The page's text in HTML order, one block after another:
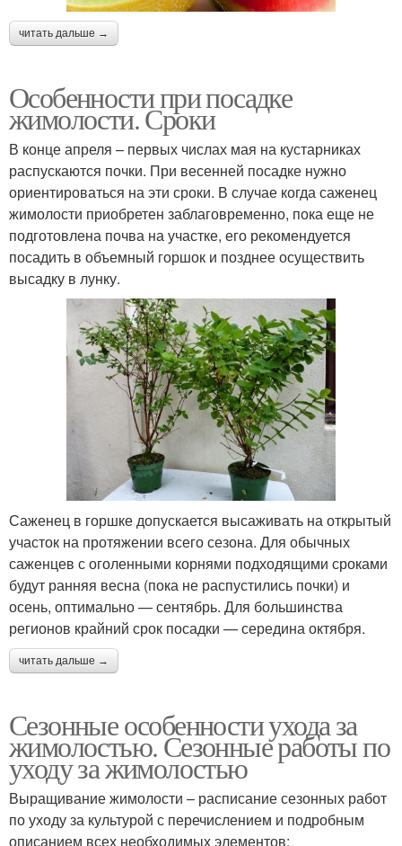
читать дальше →
Особенности при посадке
жимолости. Сроки
В конце апреля – первых числах мая на кустарниках
распускаются почки. При весенней посадке нужно
ориентироваться на эти сроки. В случае когда саженец
жимолости приобретен заблаговременно, пока еще не
подготовлена почва на участке, его рекомендуется
посадить в объемный горшок и позднее осуществить
высадку в лунку.
Саженец в горшке допускается высаживать на открытый
участок на протяжении всего сезона. Для обычных
саженцев с оголенными корнями подходящими сроками
будут ранняя весна (пока не распустились почки) и
осень, оптимально — сентябрь. Для большинства
регионов крайний срок посадки — середина октября.
читать дальше →
Сезонные особенности ухода за
жимолостью. Сезонные работы по
уходу за жимолостью
Выращивание жимолости – расписание сезонных работ
по уходу за культурой с перечислением и подробным
описанием всех необходимых элементов: